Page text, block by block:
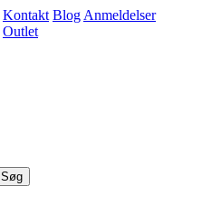
Kontakt Blog Anmeldelser
Outlet
Søg